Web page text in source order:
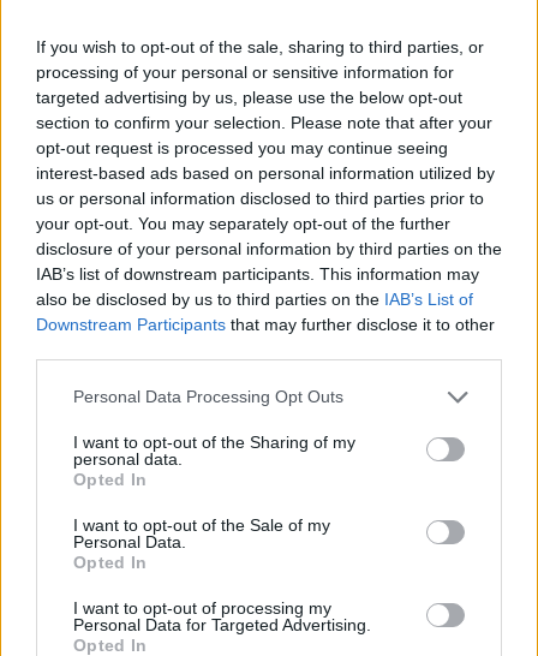
If you wish to opt-out of the sale, sharing to third parties, or
processing of your personal or sensitive information for
targeted advertising by us, please use the below opt-out
section to confirm your selection. Please note that after your
opt-out request is processed you may continue seeing
interest-based ads based on personal information utilized by
us or personal information disclosed to third parties prior to
your opt-out. You may separately opt-out of the further
disclosure of your personal information by third parties on the
IAB’s list of downstream participants. This information may
also be disclosed by us to third parties on the IAB’s List of
Downstream Participants that may further disclose it to other
Please note that this website/app uses one or more Google
not limited to your visit or usage behaviour. You may click to
grant or deny consent to Google and its third-party tags to
use your data for below specified purposes in below Google
consent section.
Personal Data Processing Opt Outs
I want to opt-out of the Sharing of my
personal data.
Opted In
I want to opt-out of the Sale of my
Personal Data.
Opted In
I want to opt-out of processing my
Personal Data for Targeted Advertising.
Opted In
Ακινητοποιήθηκε αμαξοστοιχία Intrercity στις
Αφίδνες
04.11.2023 12:48
Flash.gr
αρχών τα αίτια – Κλειδιά ο ρόλος του οδηγού και